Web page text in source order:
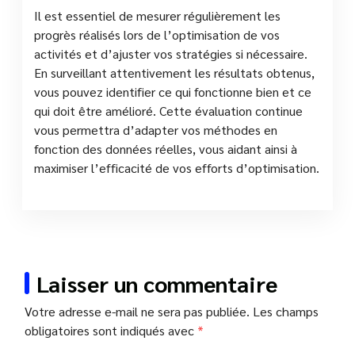
Il est essentiel de mesurer régulièrement les
progrès réalisés lors de l’optimisation de vos
activités et d’ajuster vos stratégies si nécessaire.
En surveillant attentivement les résultats obtenus,
vous pouvez identifier ce qui fonctionne bien et ce
qui doit être amélioré. Cette évaluation continue
vous permettra d’adapter vos méthodes en
fonction des données réelles, vous aidant ainsi à
maximiser l’efficacité de vos efforts d’optimisation.
Laisser un commentaire
Votre adresse e-mail ne sera pas publiée. Les champs
obligatoires sont indiqués avec *